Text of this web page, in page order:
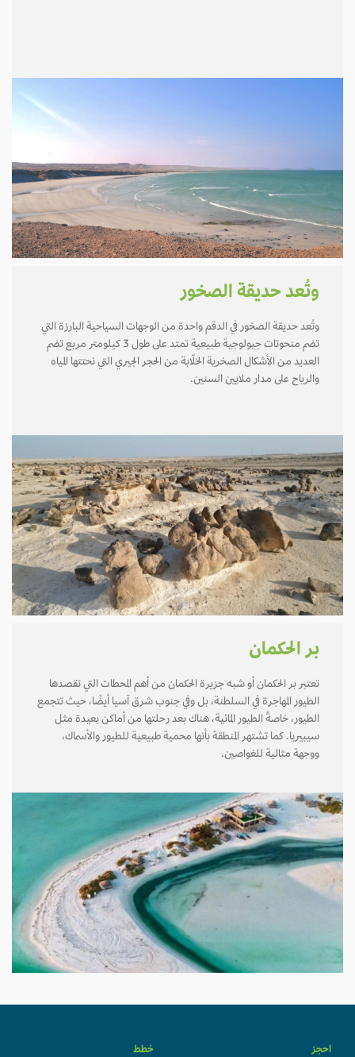
وتُعد حديقة الصخور
وتُعد حديقة الصخور في الدقم واحدة من الوجهات السياحية البارزة التي
تضم منحوتات جيولوجية طبيعية تمتد على طول 3 كيلومتر مربع تضم
العديد من الأشكال الصخرية الخلّابة من الحجر الجيري التي نحتتها المياه
والرياح على مدار ملايين السنين.
بر الحكمان
تعتبر بر الحكمان أو شبه جزيرة الحكمان من أهم المحطات التي تقصدها
الطيور المهاجرة في السلطنة، بل وفي جنوب شرق آسيا أيضًا، حيث تتجمع
الطيور، خاصةً الطيور المائية، هناك بعد رحلتها من أماكن بعيدة مثل
سيبيريا. كما تشتهر المنطقة بأنها محمية طبيعية للطيور والأسماك،
ووجهة مثالية للغواصين.
احجز خطط